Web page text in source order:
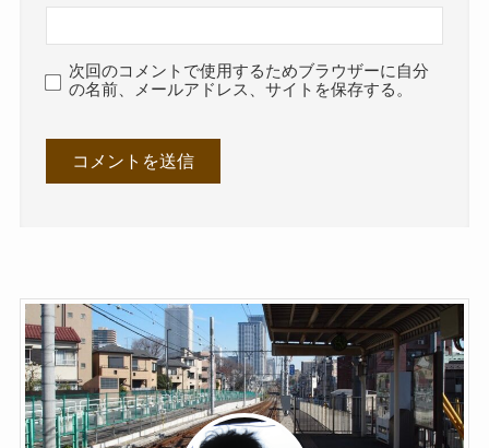
次回のコメントで使用するためブラウザーに自分
の名前、メールアドレス、サイトを保存する。